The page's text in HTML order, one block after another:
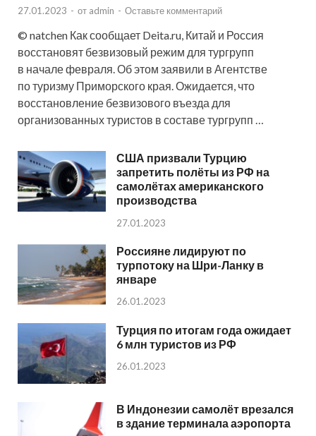
27.01.2023 - от admin - Оставьте комментарий
© natchen Как сообщает Deita.ru, Китай и Россия
восстановят безвизовый режим для тургрупп
в начале февраля. Об этом заявили в Агентстве
по туризму Приморского края. Ожидается, что
восстановление безвизового въезда для
организованных туристов в составе тургрупп …
США призвали Турцию
запретить полёты из РФ на
самолётах американского
производства
27.01.2023
Россияне лидируют по
турпотоку на Шри-Ланку в
январе
26.01.2023
Турция по итогам года ожидает
6 млн туристов из РФ
26.01.2023
В Индонезии самолёт врезался
в здание терминала аэропорта